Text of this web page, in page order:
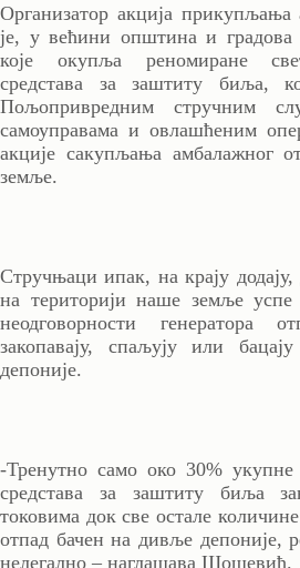
Организатор акција прикупљања
је, у већини општина и
које окупља реномиране
средстава за заштиту биља,
Пољопривредним стручним
самоуправама и овлашћеним
акције сакупљања амбалажног
земље.
Стручњаци ипак, на крају
на територији наше земље
неодговорности генератора
закопавају, спаљују или
депоније.
-Тренутно само око 30% укупне
средстава за заштиту биља
токовима док све остале
отпад бачен на дивље депоније,
нелегално – наглашава Шошевић.